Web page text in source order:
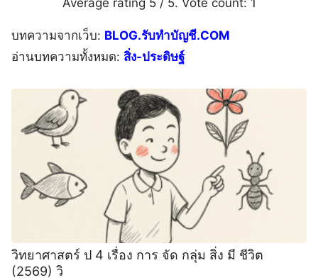
บทความจากเว็บ: BLOG.รับทำบัญชี.COM
อ่านบทความทั้งหมด: สิ่ง-ประดิษฐ์
วิทยาศาสตร์ ป 4 เรื่อง การ จัด กลุ่ม สิ่ง มี ชีวิต
(2569) วิ